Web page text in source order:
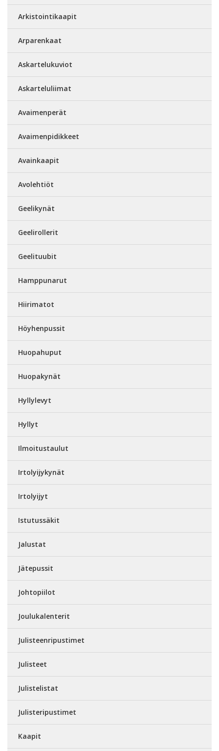
Arkistointikaapit
Arparenkaat
Askartelukuviot
Askarteluliimat
Avaimenperät
Avaimenpidikkeet
Avainkaapit
Avolehtiöt
Geelikynät
Geelirollerit
Geelituubit
Hamppunarut
Hiirimatot
Höyhenpussit
Huopahuput
Huopakynät
Hyllylevyt
Hyllyt
Ilmoitustaulut
Irtolyijykynät
Irtolyijyt
Istutussäkit
Jalustat
Jätepussit
Johtopiilot
Joulukalenterit
Julisteenripustimet
Julisteet
Julistelistat
Julisteripustimet
Kaapit